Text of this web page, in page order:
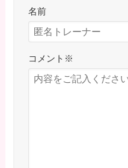
名前
コメント ※